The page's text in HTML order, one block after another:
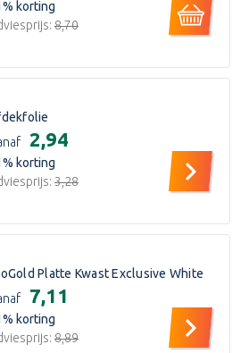
% korting
€8,70
€2,94
% korting
€3,28
Platte Kwast Exclusive White
€7,11
% korting
€8,89